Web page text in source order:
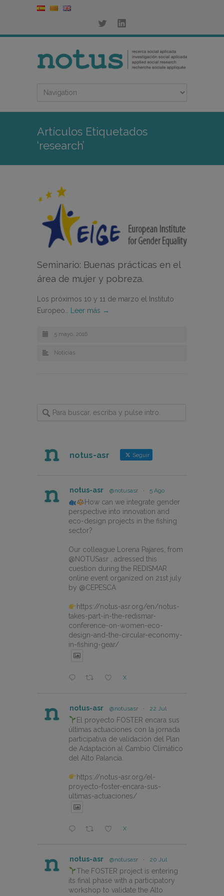
Artículos Etiquetados
‘research’
Seminario: Buenas prácticas en el
área de mujer y pobreza.
Los próximos 10 y 11 de marzo el Instituto
Europeo… Leer más →
5 mayo, 2016
Noticias
notus-asr Seguir
notus-asr @notusasr · 5 Ago
How can we integrate gender
perspective into innovation and
eco-design projects in the fishing
sector?
Our colleague Lorena Pajares, from
@NOTUSasr , adressed this
cuestion during the REDISMAR
online event organized on 21st july
by @CEPESCA
https://notus-asr.org/en/notus-
takes-part-in-the-redismar-
conference-on-women-eco-
design-and-the-circular-economy-
in-fishing-gear/
X
notus-asr @notusasr · 22 Jul
El proyecto FOSTER encara sus
últimas actuaciones con la jornada
participativa de validación del Plan
de Adaptación al Cambio Climático
del Alto Palancia.
https://notus-asr.org/el-
proyecto-foster-encara-sus-
ultimas-actuaciones/
X
notus-asr @notusasr · 20 Jul
The FOSTER project is entering
its final phase with a participatory
workshop to validate the Alto